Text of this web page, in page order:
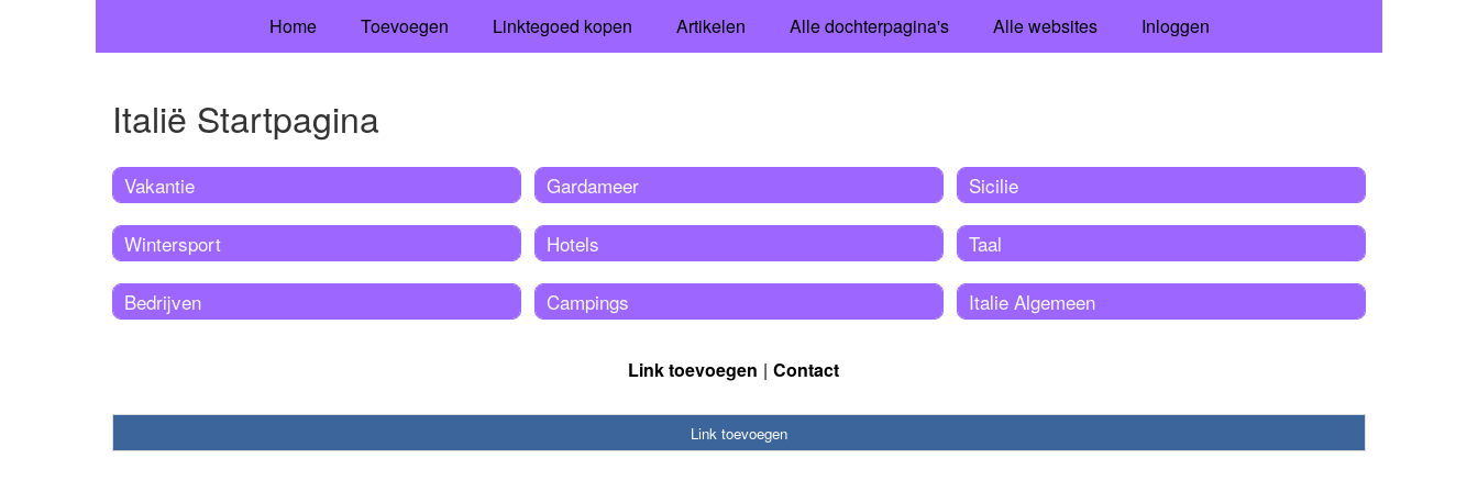
Home Toevoegen Linktegoed kopen Artikelen Alle dochterpagina's Alle websites Inloggen
Italië Startpagina
Vakantie
Wintersport
Bedrijven
Gardameer
Hotels
Campings
Sicilie
Taal
Italie Algemeen
Link toevoegen Contact
Link toevoegen